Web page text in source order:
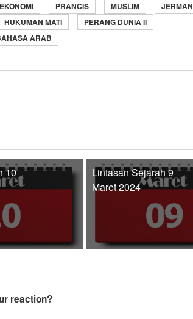
EKONOMI PRANCIS MUSLIM
JERMAN
HUKUMAN MATI
PERANG DUNIA II
ARAB
10
Lintasan Sejarah 9
Maret 2024